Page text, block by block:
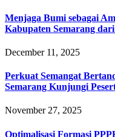
Menjaga Bumi sebagai
Kabupaten Semarang
December 11, 2025
Perkuat Semangat
Semarang Kunjungi
November 27, 2025
Optimalisasi Formasi